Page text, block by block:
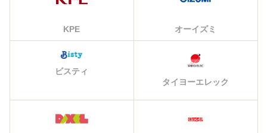
KPE オーイズミ
ビスティ
タイヨーエレック